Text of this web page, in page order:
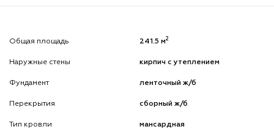
Общая площадь 241.5 м2
Наружные стены кирпич с утеплением
Фундамент ленточный ж/б
Перекрытия сборный ж/б
Тип кровли мансардная